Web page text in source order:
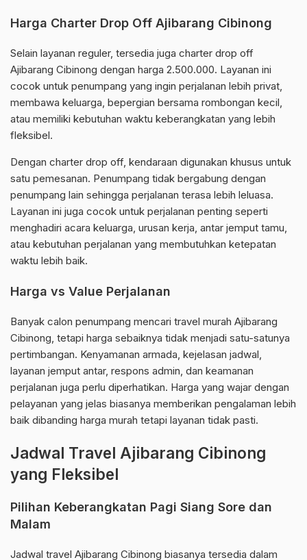
Harga Charter Drop Off Ajibarang Cibinong
Selain layanan reguler, tersedia juga charter drop off
Ajibarang Cibinong dengan harga 2.500.000. Layanan ini
cocok untuk penumpang yang ingin perjalanan lebih privat,
membawa keluarga, bepergian bersama rombongan kecil,
atau memiliki kebutuhan waktu keberangkatan yang lebih
fleksibel.
Dengan charter drop off, kendaraan digunakan khusus untuk
satu pemesanan. Penumpang tidak bergabung dengan
penumpang lain sehingga perjalanan terasa lebih leluasa.
Layanan ini juga cocok untuk perjalanan penting seperti
menghadiri acara keluarga, urusan kerja, antar jemput tamu,
atau kebutuhan perjalanan yang membutuhkan ketepatan
waktu lebih baik.
Harga vs Value Perjalanan
Banyak calon penumpang mencari travel murah Ajibarang
Cibinong, tetapi harga sebaiknya tidak menjadi satu-satunya
pertimbangan. Kenyamanan armada, kejelasan jadwal,
layanan jemput antar, respons admin, dan keamanan
perjalanan juga perlu diperhatikan. Harga yang wajar dengan
pelayanan yang jelas biasanya memberikan pengalaman lebih
baik dibanding harga murah tetapi layanan tidak pasti.
Jadwal Travel Ajibarang Cibinong
yang Fleksibel
Pilihan Keberangkatan Pagi Siang Sore dan
Malam
Jadwal travel Ajibarang Cibinong biasanya tersedia dalam